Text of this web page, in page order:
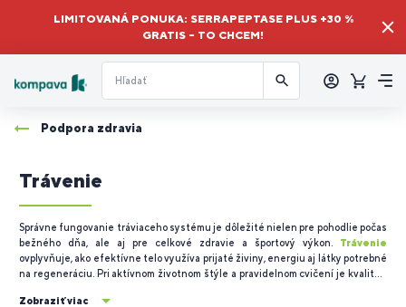
LIMITOVANÁ PONUKA: SERRAPEPTASE PLUS +30 %
GRATIS – TO CHCEM!
sa
Košík
Podpora zdravia
Trávenie
Správne fungovanie tráviaceho systému je dôležité nielen pre pohodlie počas
bežného dňa, ale aj pre celkové zdravie a športový výkon. Trávenie
ovplyvňuje, ako efektívne telo využíva prijaté živiny, energiu aj látky potrebné
na regeneráciu. Pri aktívnom životnom štýle a pravidelnom cvičení je kvalitné
Zobraziť viac